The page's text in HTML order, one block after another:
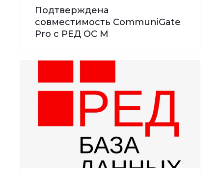
Подтверждена
совместимость CommuniGate
Pro с РЕД ОС М